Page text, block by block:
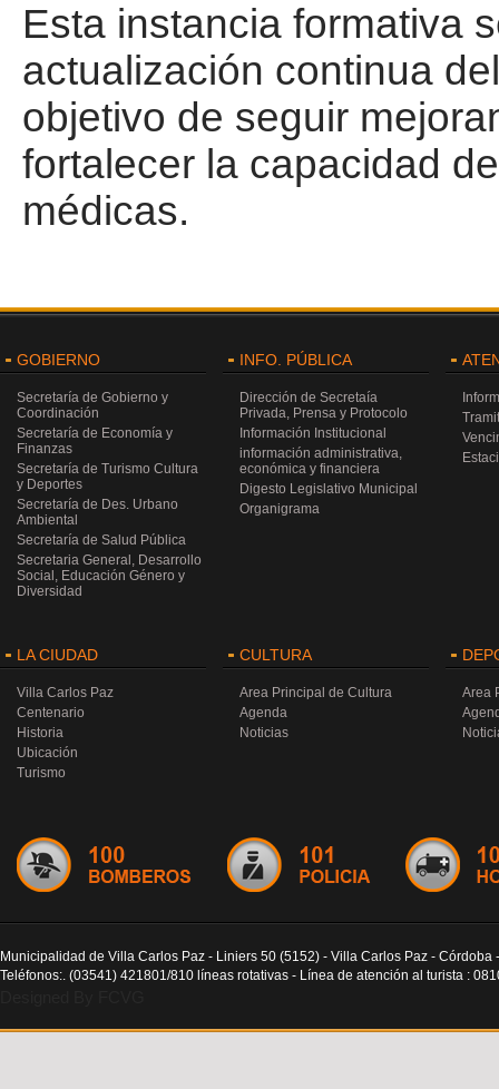
Esta instancia formativa
actualización continua
objetivo de seguir
fortalecer la capacidad
médicas.
GOBIERNO
Secretaría de Gobierno y
Coordinación
Secretaría de Economía y
Finanzas
Secretaría de Turismo Cultura
y Deportes
Secretaría de Des. Urbano
Ambiental
Secretaría de Salud Pública
Secretaria General, Desarrollo
Social, Educación Género y
Diversidad
INFO. PÚBLICA
Dirección de Secretaía
Privada, Prensa y Protocolo
Información Institucional
información administrativa,
económica y financiera
Digesto Legislativo Municipal
Organigrama
LA CIUDAD
Villa Carlos Paz
Centenario
Historia
Ubicación
Turismo
CULTURA
Area Principal de Cultura
Agenda
Noticias
Area
Municipalidad de Villa Carlos Paz - Liniers 50 (5152) - Villa Carlos Paz - Córdoba
Teléfonos:. (03541) 421801/810 líneas rotativas - Línea de atención al turista :